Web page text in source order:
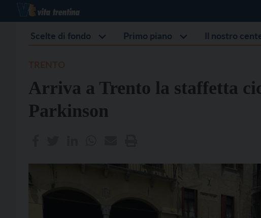
Scelte di fondo Primo piano Il nostro
Arriva a Trento la staffetta
Parkinson